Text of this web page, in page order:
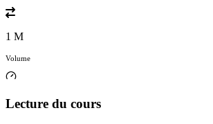
1 M
Volume
Lecture du cours